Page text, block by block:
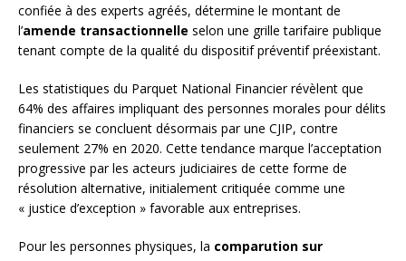
confiée à des experts agréés, détermine le montant de
l’amende transactionnelle selon une grille tarifaire publique
tenant compte de la qualité du dispositif préventif préexistant.
Les statistiques du Parquet National Financier révèlent que
64% des affaires impliquant des personnes morales pour délits
financiers se concluent désormais par une CJIP, contre
seulement 27% en 2020. Cette tendance marque l’acceptation
progressive par les acteurs judiciaires de cette forme de
résolution alternative, initialement critiquée comme une
« justice d’exception » favorable aux entreprises.
Pour les personnes physiques, la comparution sur